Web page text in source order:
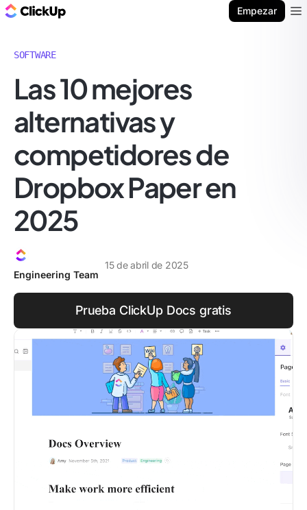
Empezar
SOFTWARE
Las 10 mejores
alternativas y
competidores de
Dropbox Paper en
2025
Engineering Team
15 de abril de 2025
Prueba ClickUp Docs gratis